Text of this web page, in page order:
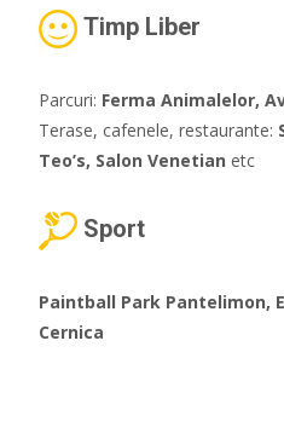
Timp Liber
Parcuri: Ferma Animalelor,
Terase, cafenele, restaurante:
Teo’s, Salon Venetian etc
Sport
Paintball Park Pantelimon,
Cernica